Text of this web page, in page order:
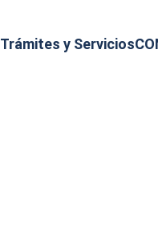
Trámites y Servicios